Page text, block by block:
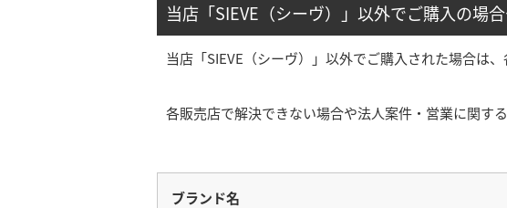
当店「SIEVE（シーヴ）」以外でご購入の場
当店「SIEVE（シーヴ）」以外でご購入された場合は
各販売店で解決できない場合や法人案件・営業に関す
ブランド名